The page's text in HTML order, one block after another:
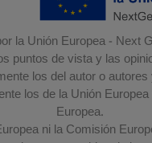
la Unión Europea - Next
puntos de vista y las
los del autor o
los de la Unión
Europea.
ni la Comisión